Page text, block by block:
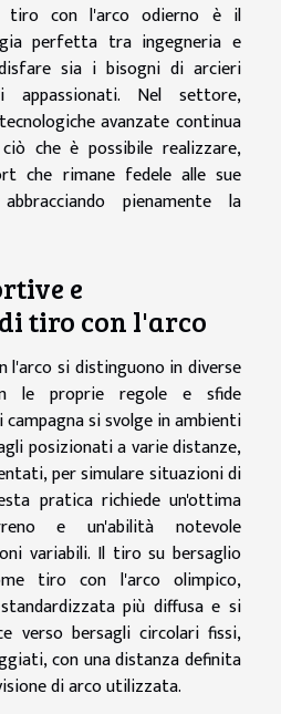
tiro con l'arco odierno è il
perfetta tra ingegneria e
sia i bisogni di arcieri
appassionati. Nel settore,
avanzate continua
che è possibile realizzare,
che rimane fedele alle sue
pienamente la
e
tiro con l'arco
l'arco si distinguono in diverse
le proprie regole e sfide
si svolge in ambienti
posizionati a varie distanze,
per simulare situazioni di
pratica richiede un'ottima
e un'abilità notevole
variabili. Il tiro su bersaglio
tiro con l'arco olimpico,
più diffusa e si
verso bersagli circolari fissi,
con una distanza definita
di arco utilizzata.